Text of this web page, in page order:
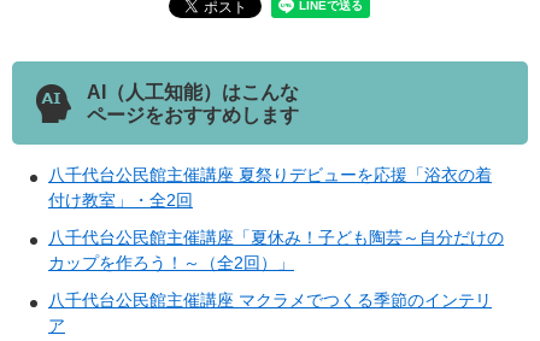
AI（人工知能）はこんな
ページをおすすめします
八千代台公民館主催講座 夏祭りデビューを応援「浴衣の着
付け教室」・全2回
八千代台公民館主催講座「夏休み！子ども陶芸～自分だけの
カップを作ろう！～（全2回）」
八千代台公民館主催講座 マクラメでつくる季節のインテリ
ア